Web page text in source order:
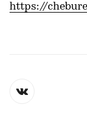
https://